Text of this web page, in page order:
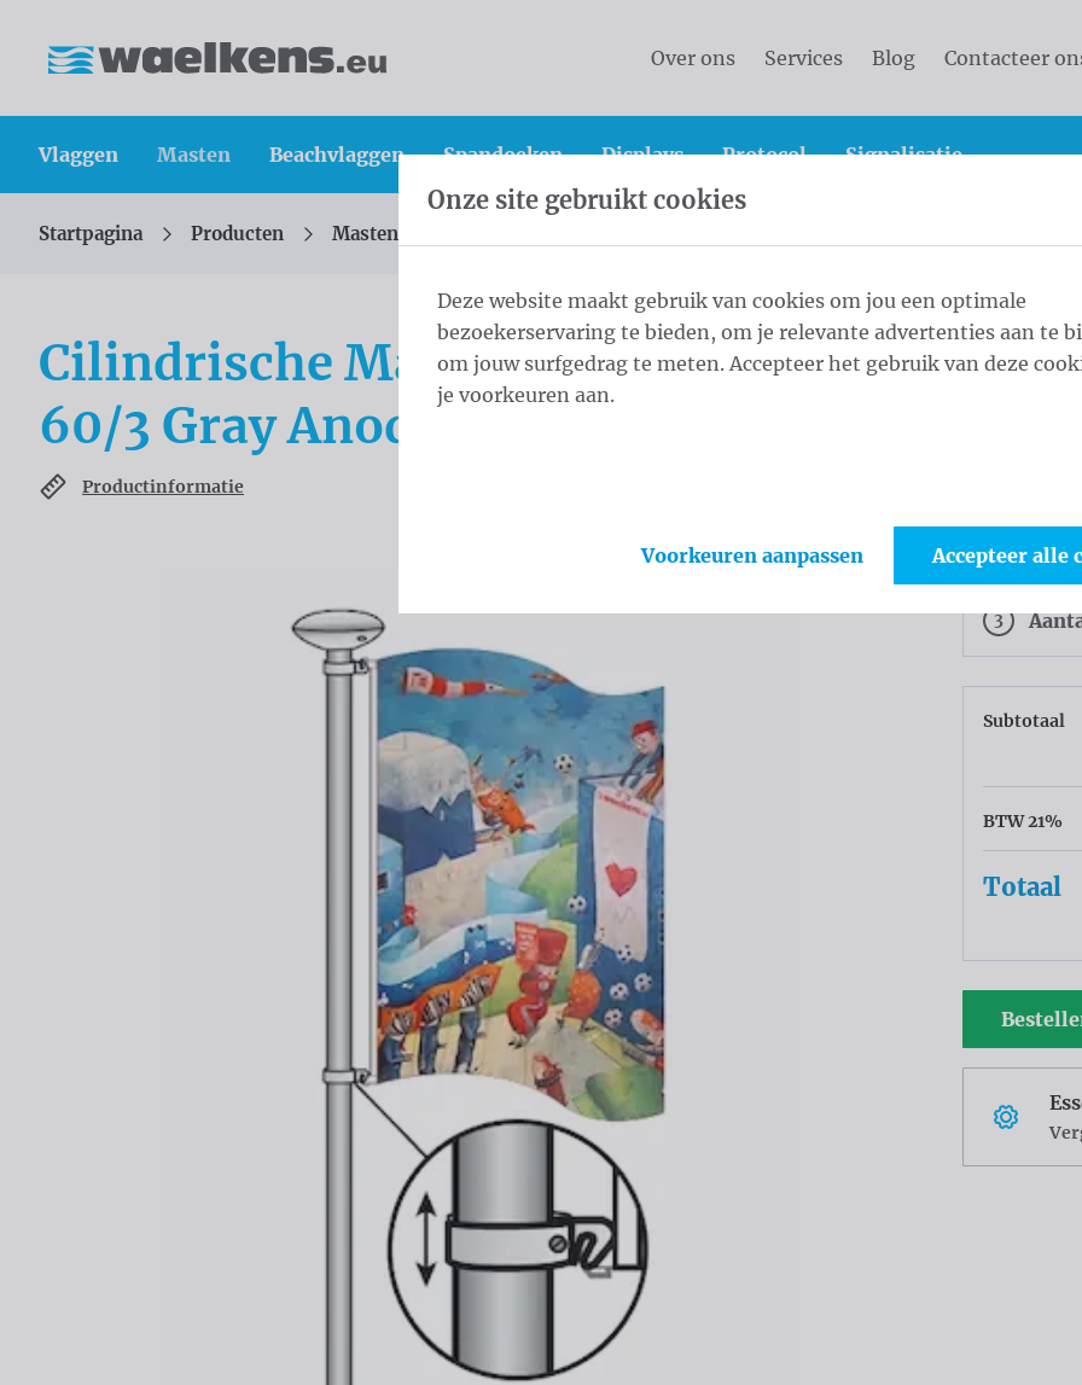
Over ons Services Blog Contacteer
Vlaggen Masten Beachvlaggen Spandoeken Displays Protocol Signalisatie
U bevindt zich hier:
Startpagina Producten Masten
Cilindrische Mast AD Klem 6,0 m - ⌀
60/3 Gray Anodized
Productinformatie
1
2
3
Subtotaal
BTW 21%
Totaal
Onze site gebruikt cookies
Deze website maakt gebruik van cookies om jou een optimale
bezoekerservaring te bieden, om je relevante advertenties aan te
om jouw surfgedrag te meten. Accepteer het gebruik van deze
je voorkeuren aan.
Voorkeuren aanpassen Accepteer alle